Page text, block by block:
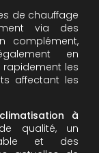
de chauffage
via des
complément,
en
les
affectant les
à
qualité, un
et des